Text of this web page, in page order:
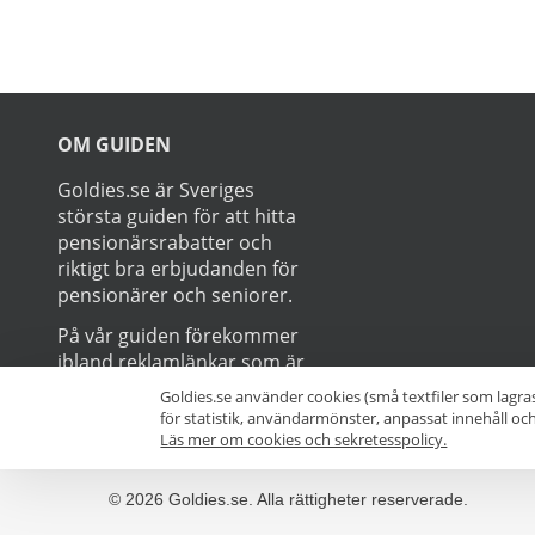
OM GUIDEN
Goldies.se är Sveriges
Goldies.se använder cookies (små textfiler som
för statistik, användarmönster, anpassat innehåll
Läs mer om cookies och sekretesspolicy.